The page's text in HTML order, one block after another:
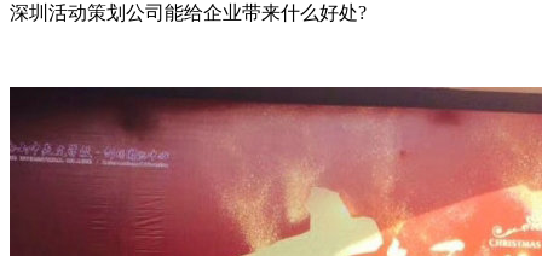
深圳活动策划公司能给企业带来什么好处?